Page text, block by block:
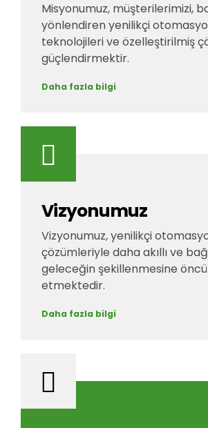
Misyonumuz, müşterilerimizi,
yönlendiren yenilikçi
teknolojileri ve özelleştirilmiş
güçlendirmektir.
Daha fazla bilgi
Vizyonumuz
Vizyonumuz, yenilikçi
çözümleriyle daha akıllı ve
geleceğin şekillenmesine
etmektedir.
Daha fazla bilgi